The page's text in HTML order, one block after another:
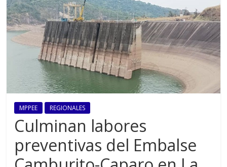
MPPEE REGIONALES
Culminan labores
preventivas del Embalse